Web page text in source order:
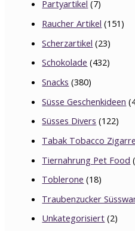
Partyartikel (7)
Raucher Artikel (151)
Scherzartikel (23)
Schokolade (432)
Snacks (380)
Süsse Geschenkideen
Süsses Divers (122)
Tabak Tobacco
Tiernahrung Pet Food
Toblerone (18)
Traubenzucker
Unkategorisiert (2)